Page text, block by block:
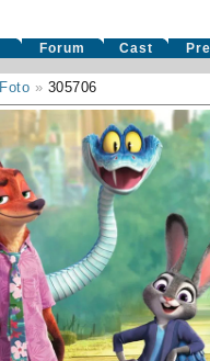
Forum Cast
Foto » 305706